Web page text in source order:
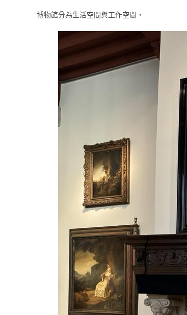
博物館分為生活空間與工作空間，